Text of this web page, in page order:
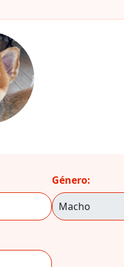
Género: